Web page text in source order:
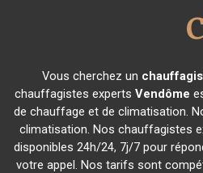
Vous cherchez un
chauffagistes experts Vendôme
de chauffage et de climatisation.
climatisation. Nos chauffagistes
disponibles 24h/24, 7j/7 pour
votre appel. Nos tarifs sont